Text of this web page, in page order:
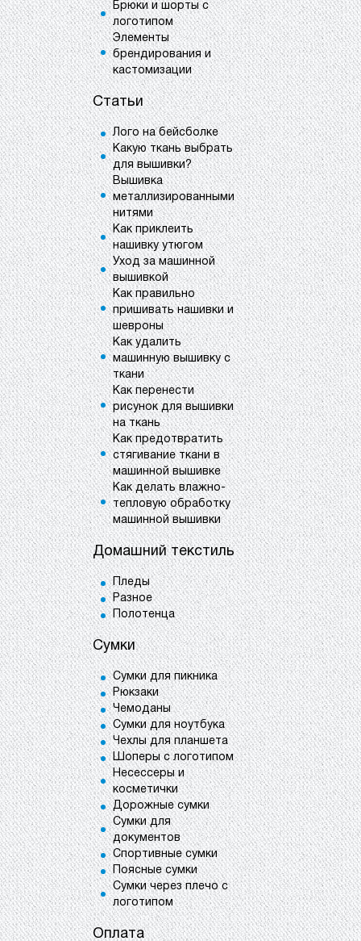
Брюки и шорты с
логотипом
Элементы
брендирования и
кастомизации
Статьи
Лого на бейсболке
Какую ткань выбрать
для вышивки?
Вышивка
металлизированными
нитями
Как приклеить
нашивку утюгом
Уход за машинной
вышивкой
Как правильно
пришивать нашивки и
шевроны
Как удалить
машинную вышивку с
ткани
Как перенести
рисунок для вышивки
на ткань
Как предотвратить
стягивание ткани в
машинной вышивке
Как делать влажно-
тепловую обработку
машинной вышивки
Домашний текстиль
Пледы
Разное
Полотенца
Сумки
Сумки для пикника
Рюкзаки
Чемоданы
Сумки для ноутбука
Чехлы для планшета
Шоперы с логотипом
Несессеры и
косметички
Дорожные сумки
Сумки для
документов
Спортивные сумки
Поясные сумки
Сумки через плечо с
логотипом
Оплата